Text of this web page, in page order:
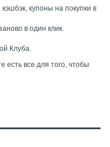
купоны на покупки в
в один клик.
Клуба.
все для того, чтобы